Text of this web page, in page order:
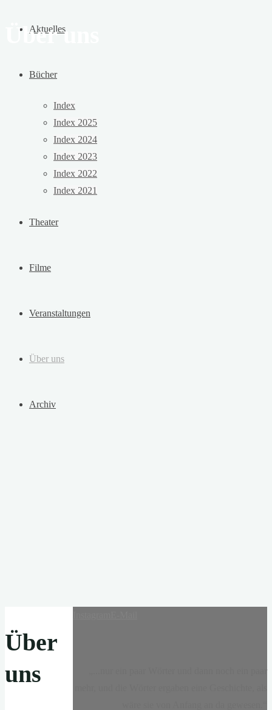
Aktuelles
Bücher
Index
Index 2025
Index 2024
Index 2023
Index 2022
Index 2021
Theater
Filme
Veranstaltungen
Über uns
Archiv
Über uns
Über
uns